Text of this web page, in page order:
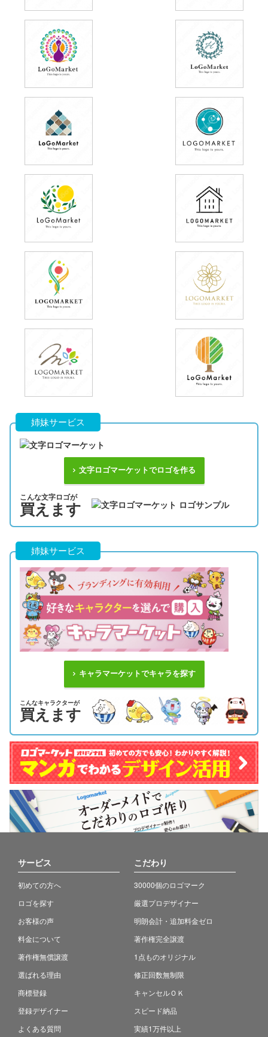
姉妹サービス
文字ロゴマーケットでロゴを作る
こんな文字ロゴが
買えます
姉妹サービス
キャラマーケットでキャラを探す
こんなキャラクターが
買えます
サービス
初めての方へ
ロゴを探す
お客様の声
料金について
著作権無償譲渡
選ばれる理由
商標登録
登録デザイナー
よくある質問
こだわり
30000個のロゴマーク
厳選プロデザイナー
明朗会計・追加料金ゼロ
著作権完全譲渡
1点ものオリジナル
修正回数無制限
キャンセルＯＫ
スピード納品
実績1万件以上